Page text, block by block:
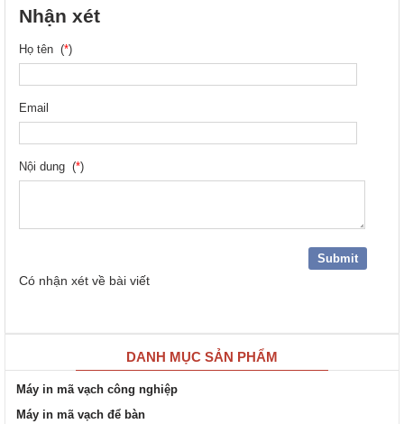
Nhận xét
Họ tên (*)
Email
Nội dung (*)
Có nhận xét về bài viết
DANH MỤC SẢN PHẨM
Máy in mã vạch công nghiệp
Máy in mã vạch để bàn